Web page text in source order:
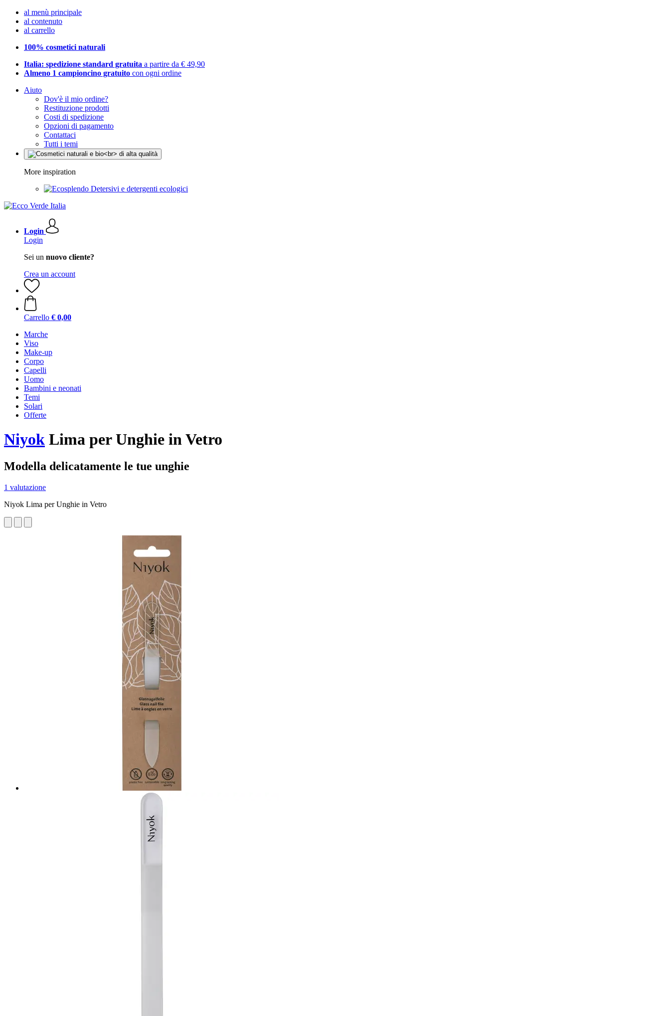
al menù principale
al contenuto
al carrello
100% cosmetici naturali
Italia: spedizione standard gratuita a partire da € 49,90
Almeno 1 campioncino gratuito con ogni ordine
Aiuto
Dov'è il mio ordine?
Restituzione prodotti
Costi di spedizione
Opzioni di pagamento
Contattaci
Tutti i temi
More inspiration
Detersivi e detergenti ecologici
Login
Login
Sei un nuovo cliente?
Crea un account
Carrello € 0,00
Marche
Viso
Make-up
Corpo
Capelli
Uomo
Bambini e neonati
Temi
Solari
Offerte
Niyok Lima per Unghie in Vetro
Modella delicatamente le tue unghie
1 valutazione
Niyok Lima per Unghie in Vetro